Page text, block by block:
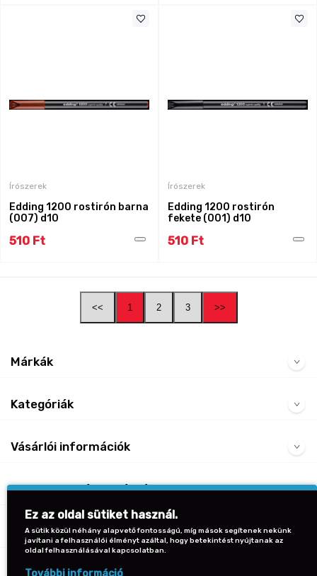
Írószerek
Edding 1200 rostirón barna
(007) d10
510 Ft
Írószerek
Edding 1200 rostirón
fekete (001) d10
510 Ft
<< 1 2 3 >>
Márkák
Kategóriák
Vásárlói információk
Gyakran Ismételt Kérdések
Kapcsolat
Vissza a lap tetejére
Ez az oldal sütiket használ.
A sütik közül néhány alapvető fontosságú, míg mások segítenek nekünk
javítani a felhasználói élményt azáltal, hogy betekintést nyújtanak az
oldal felhasználásával kapcsolatban.
További információ